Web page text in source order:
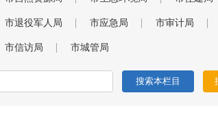
市退役军人局 市应急局 市审计局
市信访局 市城管局